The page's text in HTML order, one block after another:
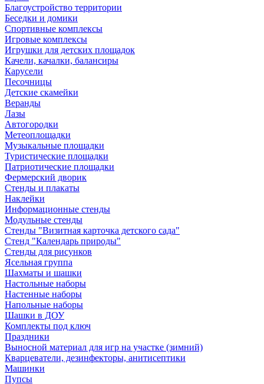
Благоустройство территории
Беседки и домики
Спортивные комплексы
Игровые комплексы
Игрушки для детских площадок
Качели, качалки, балансиры
Карусели
Песочницы
Детские скамейки
Веранды
Лазы
Автогородки
Метеоплощадки
Музыкальные площадки
Туристические площадки
Патриотические площадки
Фермерский дворик
Стенды и плакаты
Наклейки
Информационные стенды
Модульные стенды
Стенды "Визитная карточка детского сада"
Стенд "Календарь природы"
Стенды для рисунков
Ясельная группа
Шахматы и шашки
Настольные наборы
Настенные наборы
Напольные наборы
Шашки в ДОУ
Комплекты под ключ
Праздники
Выносной материал для игр на участке (зимний)
Кварцеватели, дезинфекторы, анитисептики
Машинки
Пупсы